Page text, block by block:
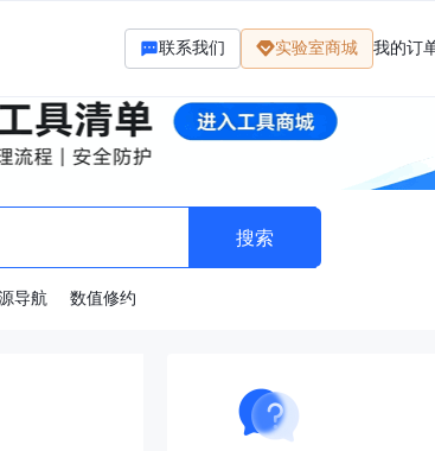
联系我们 实验室商城 我的订
导航 数值修约